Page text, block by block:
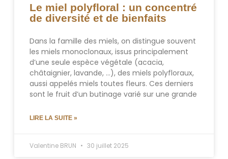
Le miel polyfloral : un concentré
de diversité et de bienfaits
Dans la famille des miels, on distingue souvent
les miels monoclonaux, issus principalement
d’une seule espèce végétale (acacia,
châtaignier, lavande, …), des miels polyfloraux,
aussi appelés miels toutes fleurs. Ces derniers
sont le fruit d’un butinage varié sur une grande
LIRE LA SUITE »
Valentine BRUN 30 juillet 2025